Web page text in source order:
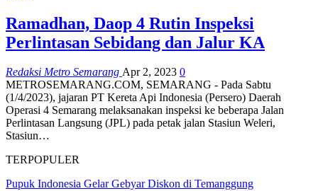
Ramadhan, Daop 4 Rutin Inspeksi
Perlintasan Sebidang dan Jalur KA
Redaksi Metro Semarang Apr 2, 2023 0
METROSEMARANG.COM, SEMARANG - Pada Sabtu
(1/4/2023), jajaran PT Kereta Api Indonesia (Persero) Daerah
Operasi 4 Semarang melaksanakan inspeksi ke beberapa Jalan
Perlintasan Langsung (JPL) pada petak jalan Stasiun Weleri,
Stasiun…
TERPOPULER
Pupuk Indonesia Gelar Gebyar Diskon di Temanggung